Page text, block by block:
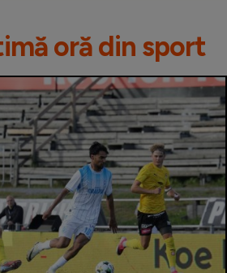
oră din sport